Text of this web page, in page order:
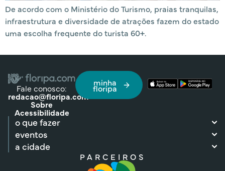
De acordo com o Ministério do Turismo, praias tranquilas,
infraestrutura e diversidade de atrações fazem do estado
uma escolha frequente do turista 60+.
Fale conosco:
redacao@floripa.com
Sobre
Acessibilidade
minha
floripa
o que fazer
eventos
a cidade
PARCEIROS